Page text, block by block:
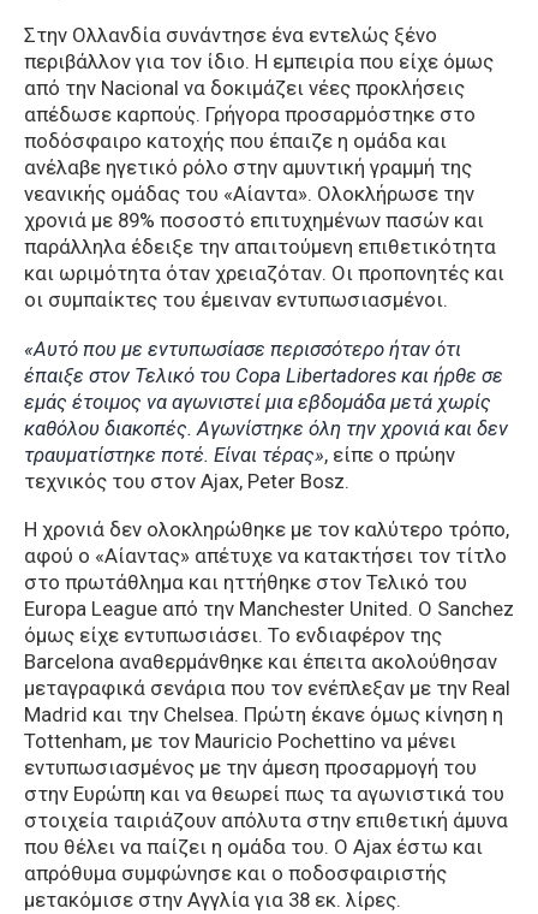
Στην Ολλανδία συνάντησε ένα εντελώς ξένο
περιβάλλον για τον ίδιο. Η εμπειρία που είχε όμως
από την Nacional να δοκιμάζει νέες προκλήσεις
απέδωσε καρπούς. Γρήγορα προσαρμόστηκε στο
ποδόσφαιρο κατοχής που έπαιζε η ομάδα και
ανέλαβε ηγετικό ρόλο στην αμυντική γραμμή της
νεανικής ομάδας του «Αίαντα». Ολοκλήρωσε την
χρονιά με 89% ποσοστό επιτυχημένων πασών και
παράλληλα έδειξε την απαιτούμενη επιθετικότητα
και ωριμότητα όταν χρειαζόταν. Οι προπονητές και
οι συμπαίκτες του έμειναν εντυπωσιασμένοι.
«Αυτό που με εντυπωσίασε περισσότερο ήταν ότι
έπαιξε στον Τελικό του Copa Libertadores και ήρθε σε
εμάς έτοιμος να αγωνιστεί μια εβδομάδα μετά χωρίς
καθόλου διακοπές. Αγωνίστηκε όλη την χρονιά και δεν
τραυματίστηκε ποτέ. Είναι τέρας», είπε ο πρώην
τεχνικός του στον Ajax, Peter Bosz.
H χρονιά δεν ολοκληρώθηκε με τον καλύτερο τρόπο,
αφού ο «Αίαντας» απέτυχε να κατακτήσει τον τίτλο
στο πρωτάθλημα και ηττήθηκε στον Τελικό του
Europa League από την Manchester United. Ο Sanchez
όμως είχε εντυπωσιάσει. Το ενδιαφέρον της
Barcelona αναθερμάνθηκε και έπειτα ακολούθησαν
μεταγραφικά σενάρια που τον ενέπλεξαν με την Real
Madrid και την Chelsea. Πρώτη έκανε όμως κίνηση η
Tottenham, με τον Mauricio Pochettino να μένει
εντυπωσιασμένος με την άμεση προσαρμογή του
στην Ευρώπη και να θεωρεί πως τα αγωνιστικά του
στοιχεία ταιριάζουν απόλυτα στην επιθετική άμυνα
που θέλει να παίζει η ομάδα του. Ο Ajax έστω και
απρόθυμα συμφώνησε και ο ποδοσφαιριστής
μετακόμισε στην Αγγλία για 38 εκ. λίρες.